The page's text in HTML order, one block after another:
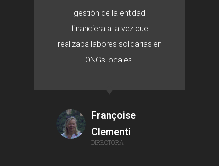
gestión de la entidad
financiera a la vez que
realizaba labores solidarias en
ONGs locales.
Françoise
Clementi
DIRECTORA